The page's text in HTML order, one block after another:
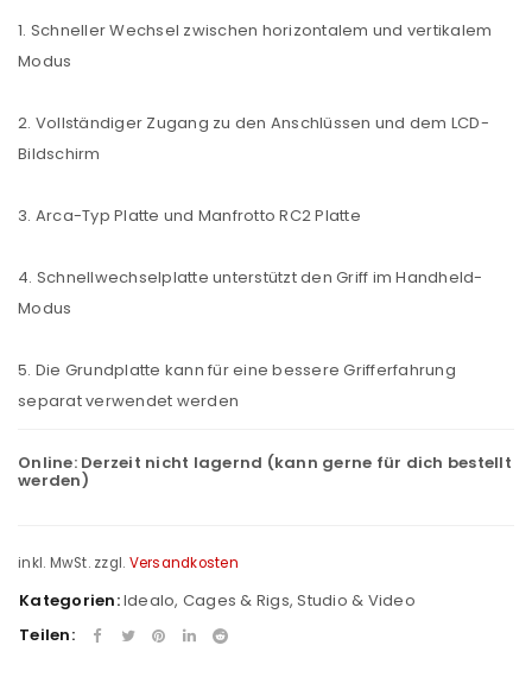
1. Schneller Wechsel zwischen horizontalem und vertikalem
Modus
2. Vollständiger Zugang zu den Anschlüssen und dem LCD-
Bildschirm
3. Arca-Typ Platte und Manfrotto RC2 Platte
4. Schnellwechselplatte unterstützt den Griff im Handheld-
Modus
5. Die Grundplatte kann für eine bessere Grifferfahrung
separat verwendet werden
Online: Derzeit nicht lagernd (kann gerne für dich bestellt
werden)
inkl. MwSt. zzgl. Versandkosten
Kategorien:Idealo, Cages & Rigs,Studio & Video
Teilen: